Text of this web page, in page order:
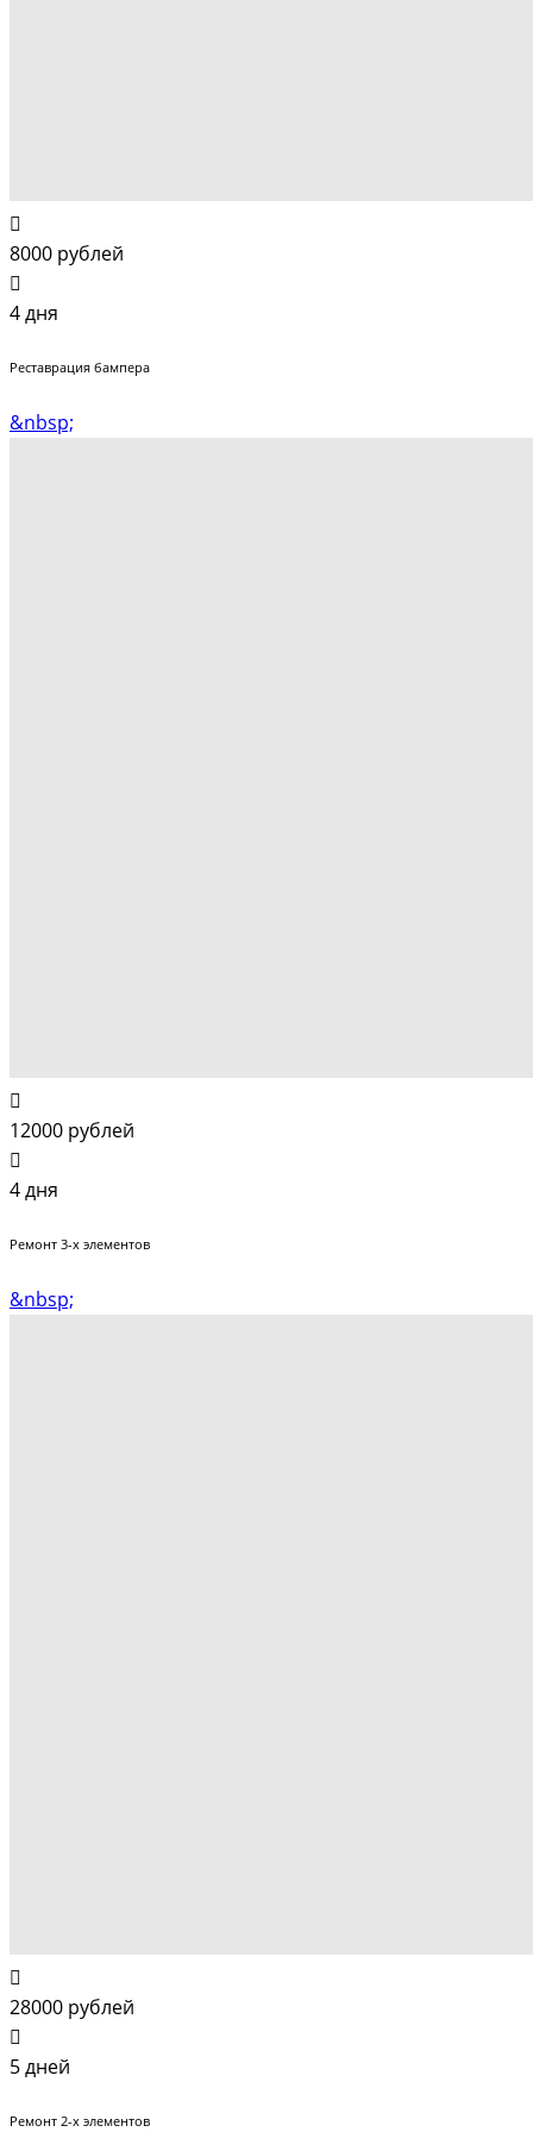
8000 рублей
4 дня
Реставрация бампера
&nbsp;
12000 рублей
4 дня
Ремонт 3-х элементов
&nbsp;
28000 рублей
5 дней
Ремонт 2-х элементов